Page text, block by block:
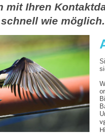
mit Ihren
wie